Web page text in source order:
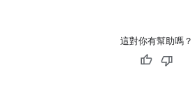
這對你有幫助嗎？